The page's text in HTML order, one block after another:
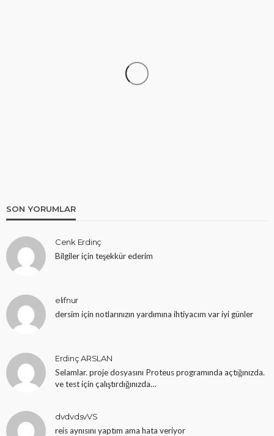
0-99 Sayıcı Devresi Yapımı
ekurt 10 yıl ago
SON YORUMLAR
Cenk Erdinç
Bilgiler için teşekkür ederim
elifnur
dersim için notlarınızın yardımına ihtiyacım var iyi günler
Erdinç ARSLAN
Selamlar. proje dosyasını Proteus programında açtığınızda.
ve test için çalıştırdığınızda…
dvdvdsvVS
reis aynısını yaptım ama hata veriyor